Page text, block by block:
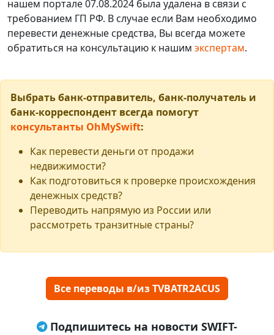
нашем портале 07.08.2024 была удалена в связи с
требованием ГП РФ. В случае если Вам необходимо
перевести денежные средства, Вы всегда можете
обратиться на консультацию к нашим экспертам.
Выбрать банк-отправитель, банк-получатель и
банк-корреспондент всегда помогут
консультанты OhMySwift:
Как перевести деньги от продажи
недвижимости?
Как подготовиться к проверке происхождения
денежных средств?
Переводить напрямую из России или
рассмотреть транзитные страны?
Все переводы в/из TVBATR2ACUS
Подпишитесь на новости SWIFT-